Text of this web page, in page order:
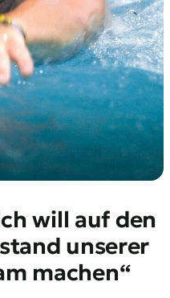
will auf den
unserer
machen“